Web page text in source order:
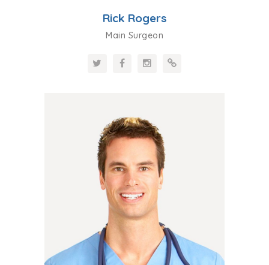
Rick Rogers
Main Surgeon